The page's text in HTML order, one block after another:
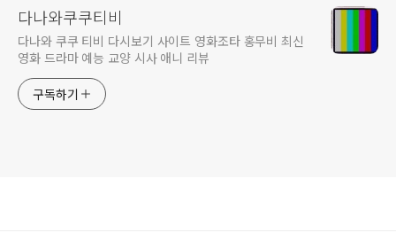
다나와쿠쿠티비
다나와 쿠쿠 티비 다시보기 사이트 영화조타 홍무비 최신
영화 드라마 예능 교양 시사 애니 리뷰
구독하기